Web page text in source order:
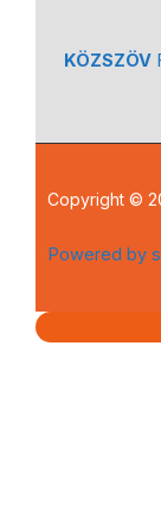
KÖZSZÖV
Copyright ©
Powered by